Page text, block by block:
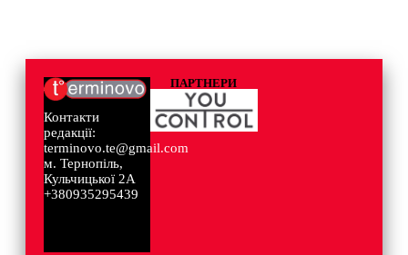
Контакти
редакції:
terminovo.te@gmail.com
м. Тернопіль,
Кульчицької 2А
+380935295439
ПАРТНЕРИ